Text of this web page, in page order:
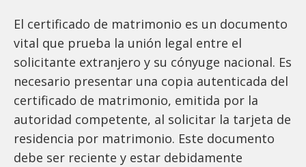
El certificado de matrimonio es un documento
vital que prueba la unión legal entre el
solicitante extranjero y su cónyuge nacional. Es
necesario presentar una copia autenticada del
certificado de matrimonio, emitida por la
autoridad competente, al solicitar la tarjeta de
residencia por matrimonio. Este documento
debe ser reciente y estar debidamente